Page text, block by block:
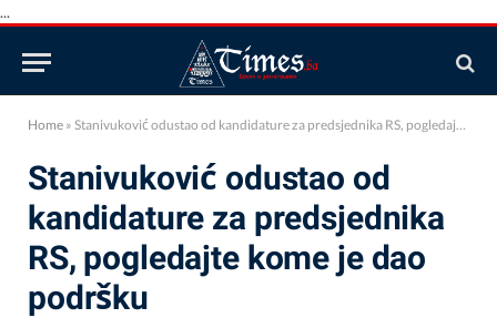
...
Home » Stanivuković odustao od kandidature za predsjednika RS, pogledajte kome je dao podršku
Stanivuković odustao od
kandidature za predsjednika
RS, pogledajte kome je dao
podršku